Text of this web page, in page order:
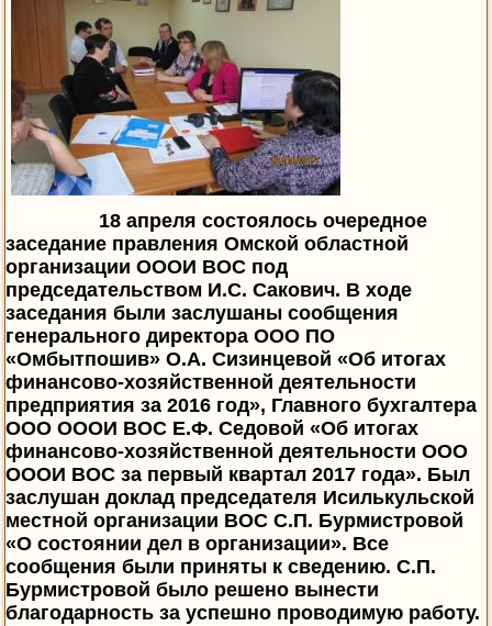
18 апреля состоялось очередное
заседание правления Омской областной
организации ОООИ ВОС под
председательством И.С. Сакович. В ходе
заседания были заслушаны сообщения
генерального директора ООО ПО
«Омбытпошив» О.А. Сизинцевой «Об итогах
финансово-хозяйственной деятельности
предприятия за 2016 год», Главного бухгалтера
ООО ОООИ ВОС Е.Ф. Седовой «Об итогах
финансово-хозяйственной деятельности ООО
ОООИ ВОС за первый квартал 2017 года». Был
заслушан доклад председателя Исилькульской
местной организации ВОС С.П. Бурмистровой
«О состоянии дел в организации». Все
сообщения были приняты к сведению. С.П.
Бурмистровой было решено вынести
благодарность за успешно проводимую работу.